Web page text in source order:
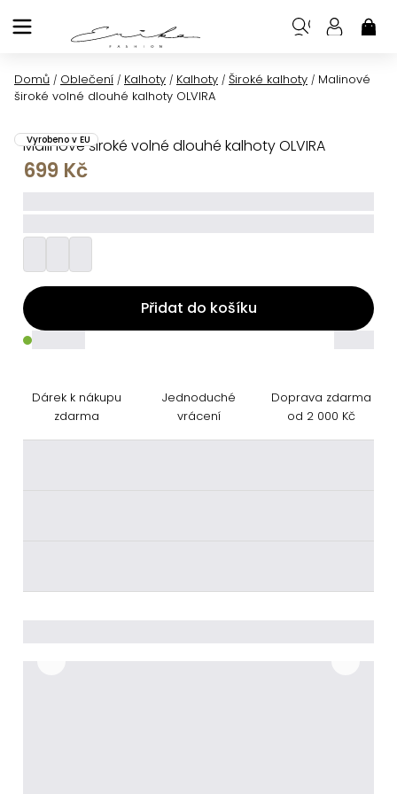
na
Domů / Oblečení / Kalhoty / Kalhoty / Široké kalhoty / Malinové
široké volné dlouhé kalhoty OLVIRA
Malinové široké volné dlouhé kalhoty OLVIRA
Vyrobeno v EU
699 Kč
Přidat do košíku
Dárek k nákupu
zdarma
Jednoduché
vrácení
Doprava zdarma
od 2 000 Kč